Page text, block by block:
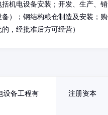
机电设备安装；开发、生产、
）；钢结构粮仓制造及安装；
，经批准后方可经营）
设备工程有 注册资本